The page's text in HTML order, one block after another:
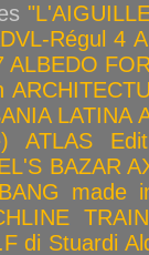
Régul 4
ALBEDO
LATINA
ATLAS
BAZAR
BANG made
di Stuardi